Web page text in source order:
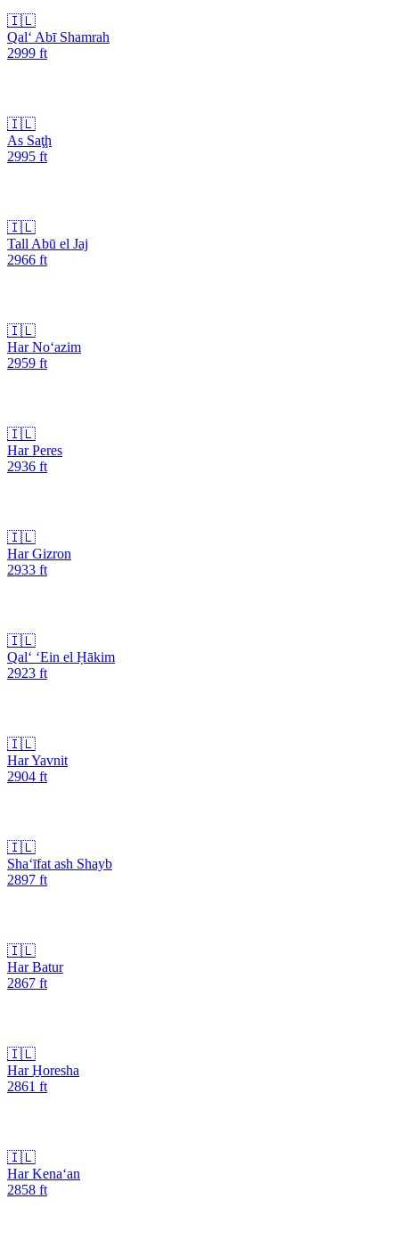
🇮🇱
Qal‘ Abī Shamrah
2999 ft
🇮🇱
As Saţḩ
2995 ft
🇮🇱
Tall Abū el Jaj
2966 ft
🇮🇱
Har No‘azim
2959 ft
🇮🇱
Har Peres
2936 ft
🇮🇱
Har Gizron
2933 ft
🇮🇱
Qal‘ ‘Ein el Ḥākim
2923 ft
🇮🇱
Har Yavnit
2904 ft
🇮🇱
Sha‘īfat ash Shayb
2897 ft
🇮🇱
Har Batur
2867 ft
🇮🇱
Har H̱oresha
2861 ft
🇮🇱
Har Kena‘an
2858 ft